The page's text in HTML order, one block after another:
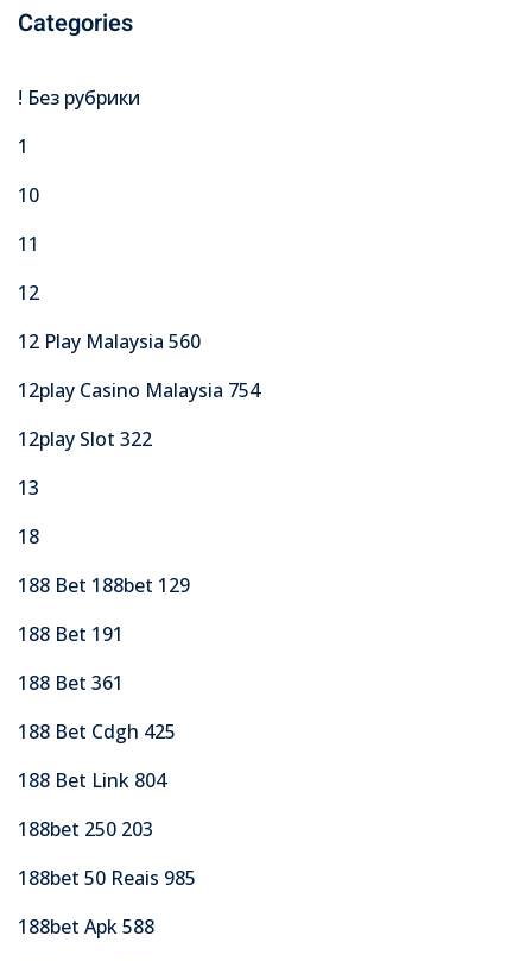
Categories
! Без рубрики
1
10
11
12
12 Play Malaysia 560
12play Casino Malaysia 754
12play Slot 322
13
18
188 Bet 188bet 129
188 Bet 191
188 Bet 361
188 Bet Cdgh 425
188 Bet Link 804
188bet 250 203
188bet 50 Reais 985
188bet Apk 588